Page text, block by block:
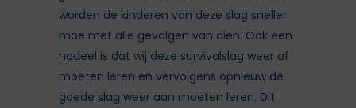
worden de kinderen van deze slag sneller
moe met alle gevolgen van dien. Ook een
nadeel is dat wij deze survivalslag weer af
moeten leren en vervolgens opnieuw de
goede slag weer aan moeten leren. Dit